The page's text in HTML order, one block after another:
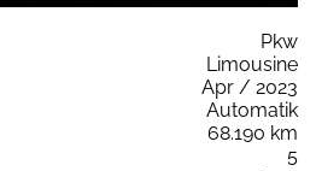
Pkw
Limousine
Apr / 2023
Automatik
68.190 km
5